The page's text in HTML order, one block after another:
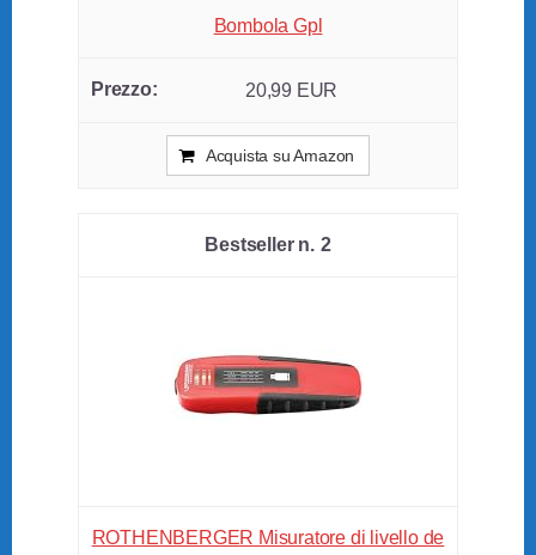
Bombola Gpl
20,99 EUR
Acquista su Amazon
2
ROTHENBERGER Misuratore di livello de